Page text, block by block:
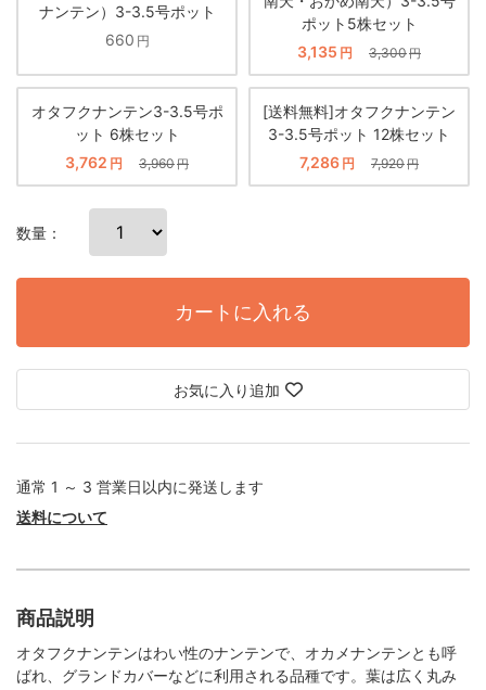
ナンテン）3-3.5号ポット
660 円
ポット5株セット
3,135 円 3,300円
オタフクナンテン3-3.5号ポ
ット 6株セット
3,762 円 3,960円
[送料無料]オタフクナンテン
3-3.5号ポット 12株セット
7,286 円 7,920円
数量：
カートに入れる
お気に入り追加
通常 1 ～ 3 営業日以内に発送します
送料について
商品説明
オタフクナンテンはわい性のナンテンで、オカメナンテンとも呼
ばれ、グランドカバーなどに利用される品種です。葉は広く丸み